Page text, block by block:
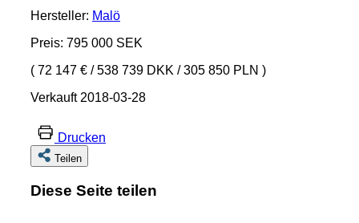
Hersteller: Malö
Preis: 795 000 SEK
( 72 147 € /538 739 DKK /305 850 PLN )
Verkauft 2018-03-28
Drucken
Teilen
Diese Seite teilen